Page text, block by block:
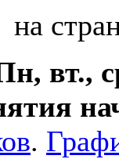
на
вт.,
.